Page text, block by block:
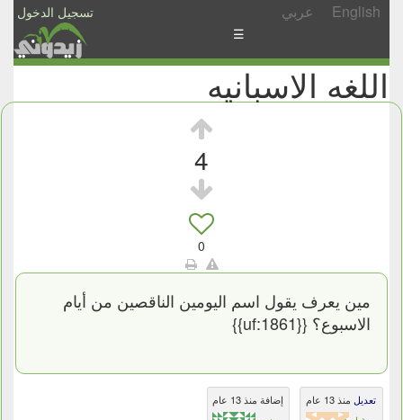
تسجيل الدخول عربي English
الأخبار
الأسئلة
☰
اللغه الاسبانيه
4
0
مين يعرف يقول اسم اليومين الناقصين من أيام
الاسبوع؟ {{uf:1861}}
إضافة منذ 13 عام
تعديل منذ 13 عام